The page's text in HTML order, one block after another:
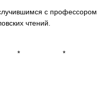
с профессором
чтений.
*